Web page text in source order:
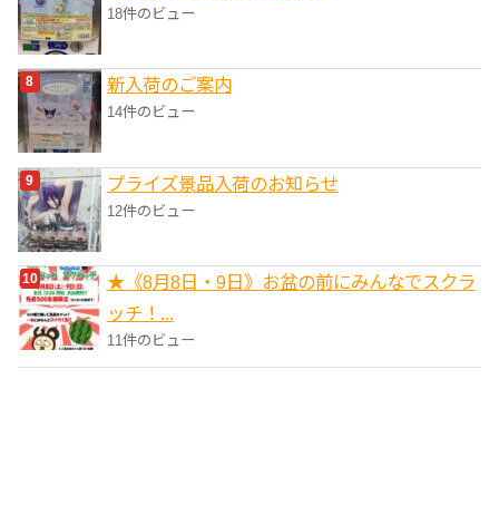
18件のビュー
新入荷のご案内
14件のビュー
プライズ景品入荷のお知らせ
12件のビュー
★《8月8日・9日》お盆の前にみんなでスクラ
ッチ！...
11件のビュー